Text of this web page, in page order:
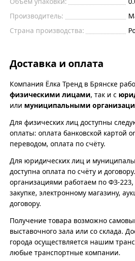
Производитель:
Страна производства:
Доставка и оплата
Компания Ёлка Тренд в Брянске
физическими лицами, так и с
или муниципальными
Для физических лиц доступны
оплаты: оплата банковской картой
переводом, оплата по счёту.
Для юридических лиц и
доступна оплата по счёту и
организациями работаем по ФЗ-
закупке, электронному магазину,
договору.
Получение товара возможно
выставочного зала или со склада.
города осуществляется нашим
любые транспортные компании.